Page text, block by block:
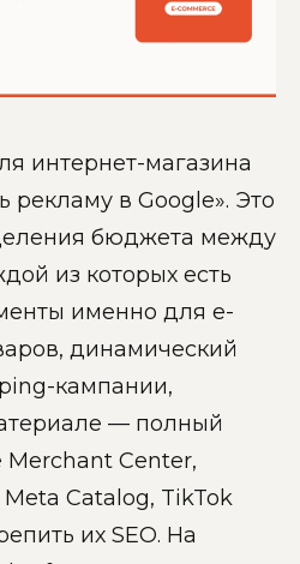
интернет-магазина
рекламу в Google». Это
бюджета между
из которых есть
именно для e-
динамический
кампании,
— полный
Center,
Catalog, TikTok
их SEO. На